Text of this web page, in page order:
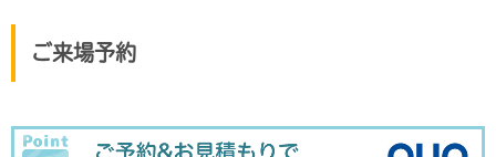
ご来場予約